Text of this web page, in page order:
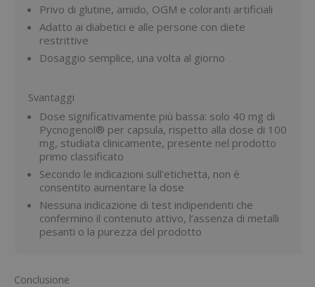
Privo di glutine, amido, OGM e coloranti artificiali
Adatto ai diabetici e alle persone con diete
restrittive
Dosaggio semplice, una volta al giorno
Svantaggi
Dose significativamente più bassa: solo 40 mg di
Pycnogenol® per capsula, rispetto alla dose di 100
mg, studiata clinicamente, presente nel prodotto
primo classificato
Secondo le indicazioni sull’etichetta, non è
consentito aumentare la dose
Nessuna indicazione di test indipendenti che
confermino il contenuto attivo, l’assenza di metalli
pesanti o la purezza del prodotto
Conclusione